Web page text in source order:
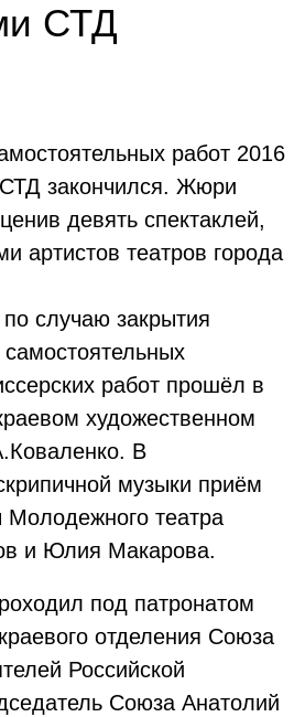
СТД
работ 2016
закончился. Жюри
девять спектаклей,
артистов театров города
случаю закрытия
работ прошёл в
художественном
В
музыки приём
Молодежного театра
и Юлия Макарова.
под патронатом
отделения Союза
Российской
Союза Анатолий